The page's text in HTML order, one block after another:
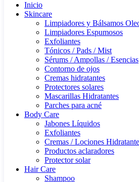
Inicio
Skincare
Limpiadores y Bálsamos
Limpiadores Espumosos
Exfoliantes
Tónicos / Pads / Mist
Sérums / Ampollas / Esencias
Contorno de ojos
Cremas hidratantes
Protectores solares
Mascarillas Hidratantes
Parches para acné
Body Care
Jabones Líquidos
Exfoliantes
Cremas / Lociones
Productos aclaradores
Protector solar
Hair Care
Shampoo